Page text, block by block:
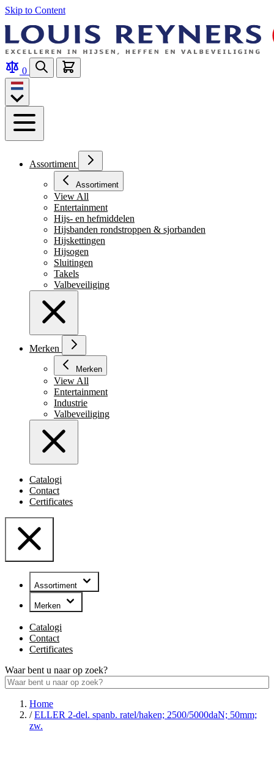
Skip to Content
0
Assortiment
Assortiment
View All
Entertainment
Hijs- en hefmiddelen
Hijsbanden rondstroppen & sjorbanden
Hijskettingen
Hijsogen
Sluitingen
Takels
Valbeveiliging
Merken
Merken
View All
Entertainment
Industrie
Valbeveiliging
Catalogi
Contact
Certificates
Assortiment
Merken
Catalogi
Contact
Certificates
Waar bent u naar op zoek?
Home
/ ELLER 2-del. spanb. ratel/haken; 2500/5000daN; 50mm;
zw.